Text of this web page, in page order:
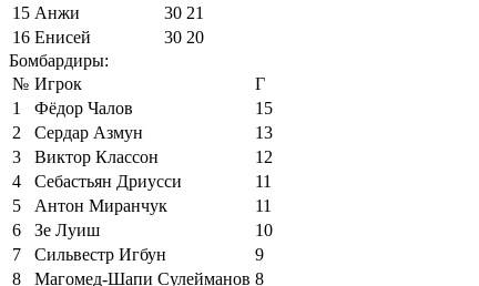
15 Анжи 30 21
16 Енисей 30 20
Бомбардиры:
№ Игрок
Г
1
Фёдор Чалов
15
2
Сердар Азмун
13
3
Виктор Классон
12
4
Себастьян Дриусси
11
5
Антон Миранчук
11
6
Зе Луиш
10
7
Сильвестр Игбун
9
8
Магомед-Шапи Сулейманов 8